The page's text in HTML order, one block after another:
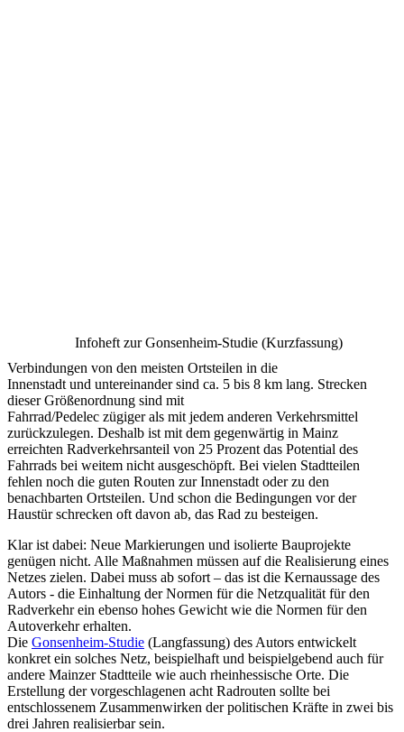
Infoheft zur Gonsenheim-Studie (Kurzfassung)
Verbindungen von den meisten Ortsteilen in die
Innenstadt und untereinander sind ca. 5 bis 8 km lang. Strecken
dieser Größenordnung sind mit
Fahrrad/Pedelec zügiger als mit jedem anderen Verkehrsmittel
zurückzulegen. Deshalb ist mit dem gegenwärtig in Mainz
erreichten Radverkehrsanteil von 25 Prozent das Potential des
Fahrrads bei weitem nicht ausgeschöpft. Bei vielen Stadtteilen
fehlen noch die guten Routen zur Innenstadt oder zu den
benachbarten Ortsteilen. Und schon die Bedingungen vor der
Haustür schrecken oft davon ab, das Rad zu besteigen.
Klar ist dabei: Neue Markierungen und isolierte Bauprojekte
genügen nicht. Alle Maßnahmen müssen auf die Realisierung eines
Netzes zielen. Dabei muss ab sofort – das ist die Kernaussage des
Autors - die Einhaltung der Normen für die Netzqualität für den
Radverkehr ein ebenso hohes Gewicht wie die Normen für den
Autoverkehr erhalten.
Die Gonsenheim-Studie (Langfassung) des Autors entwickelt
konkret ein solches Netz, beispielhaft und beispielgebend auch für
andere Mainzer Stadtteile wie auch rheinhessische Orte. Die
Erstellung der vorgeschlagenen acht Radrouten sollte bei
entschlossenem Zusammenwirken der politischen Kräfte in zwei bis
drei Jahren realisierbar sein.